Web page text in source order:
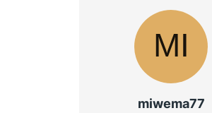
miwema77